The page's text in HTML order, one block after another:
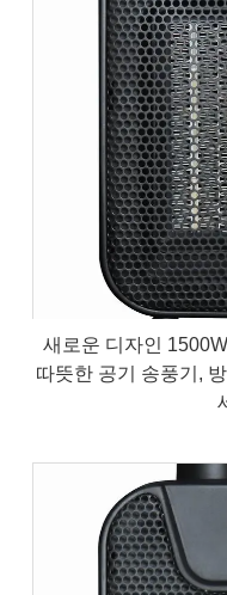
새로운 디자인
따뜻한 공기 송풍기,